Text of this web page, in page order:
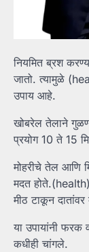
नियमित ब्रश
जातो. त्यामुळे
उपाय आहे.
खोबरेल तेलाने
प्रयोग 10 ते 15
मोहरीचे तेल आणि
मदत होते.(health)
मीठ टाकून दातांवर
या उपायांनी
कधीही चांगले.